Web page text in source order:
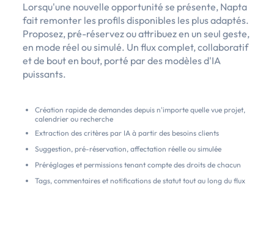
Lorsqu'une nouvelle opportunité se présente, Napta
fait remonter les profils disponibles les plus adaptés.
Proposez, pré-réservez ou attribuez en un seul geste,
en mode réel ou simulé. Un flux complet, collaboratif
et de bout en bout, porté par des modèles d'IA
puissants.
Création rapide de demandes depuis n'importe quelle vue projet,
calendrier ou recherche
Extraction des critères par IA à partir des besoins clients
Suggestion, pré-réservation, affectation réelle ou simulée
Préréglages et permissions tenant compte des droits de chacun
Tags, commentaires et notifications de statut tout au long du flux